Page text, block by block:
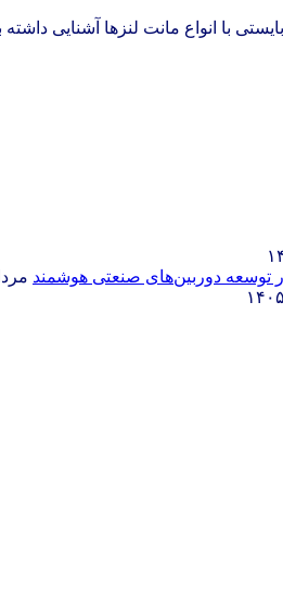
با انواع مانت لنزها آشنایی
توسعه دوربین‌های صنعتی هوشمند مرداد ۱۰,